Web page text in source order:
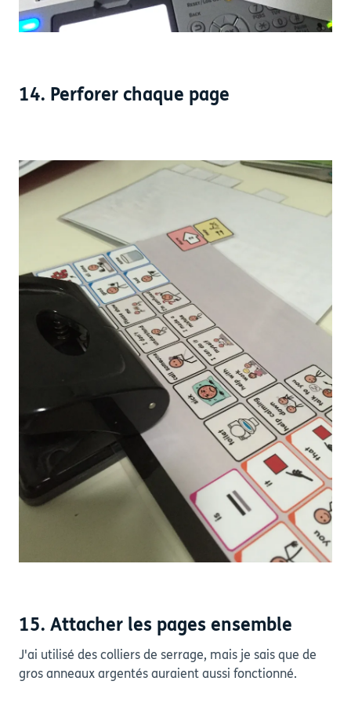
14. Perforer chaque page
15. Attacher les pages ensemble
J'ai utilisé des colliers de serrage, mais je sais que de
gros anneaux argentés auraient aussi fonctionné.